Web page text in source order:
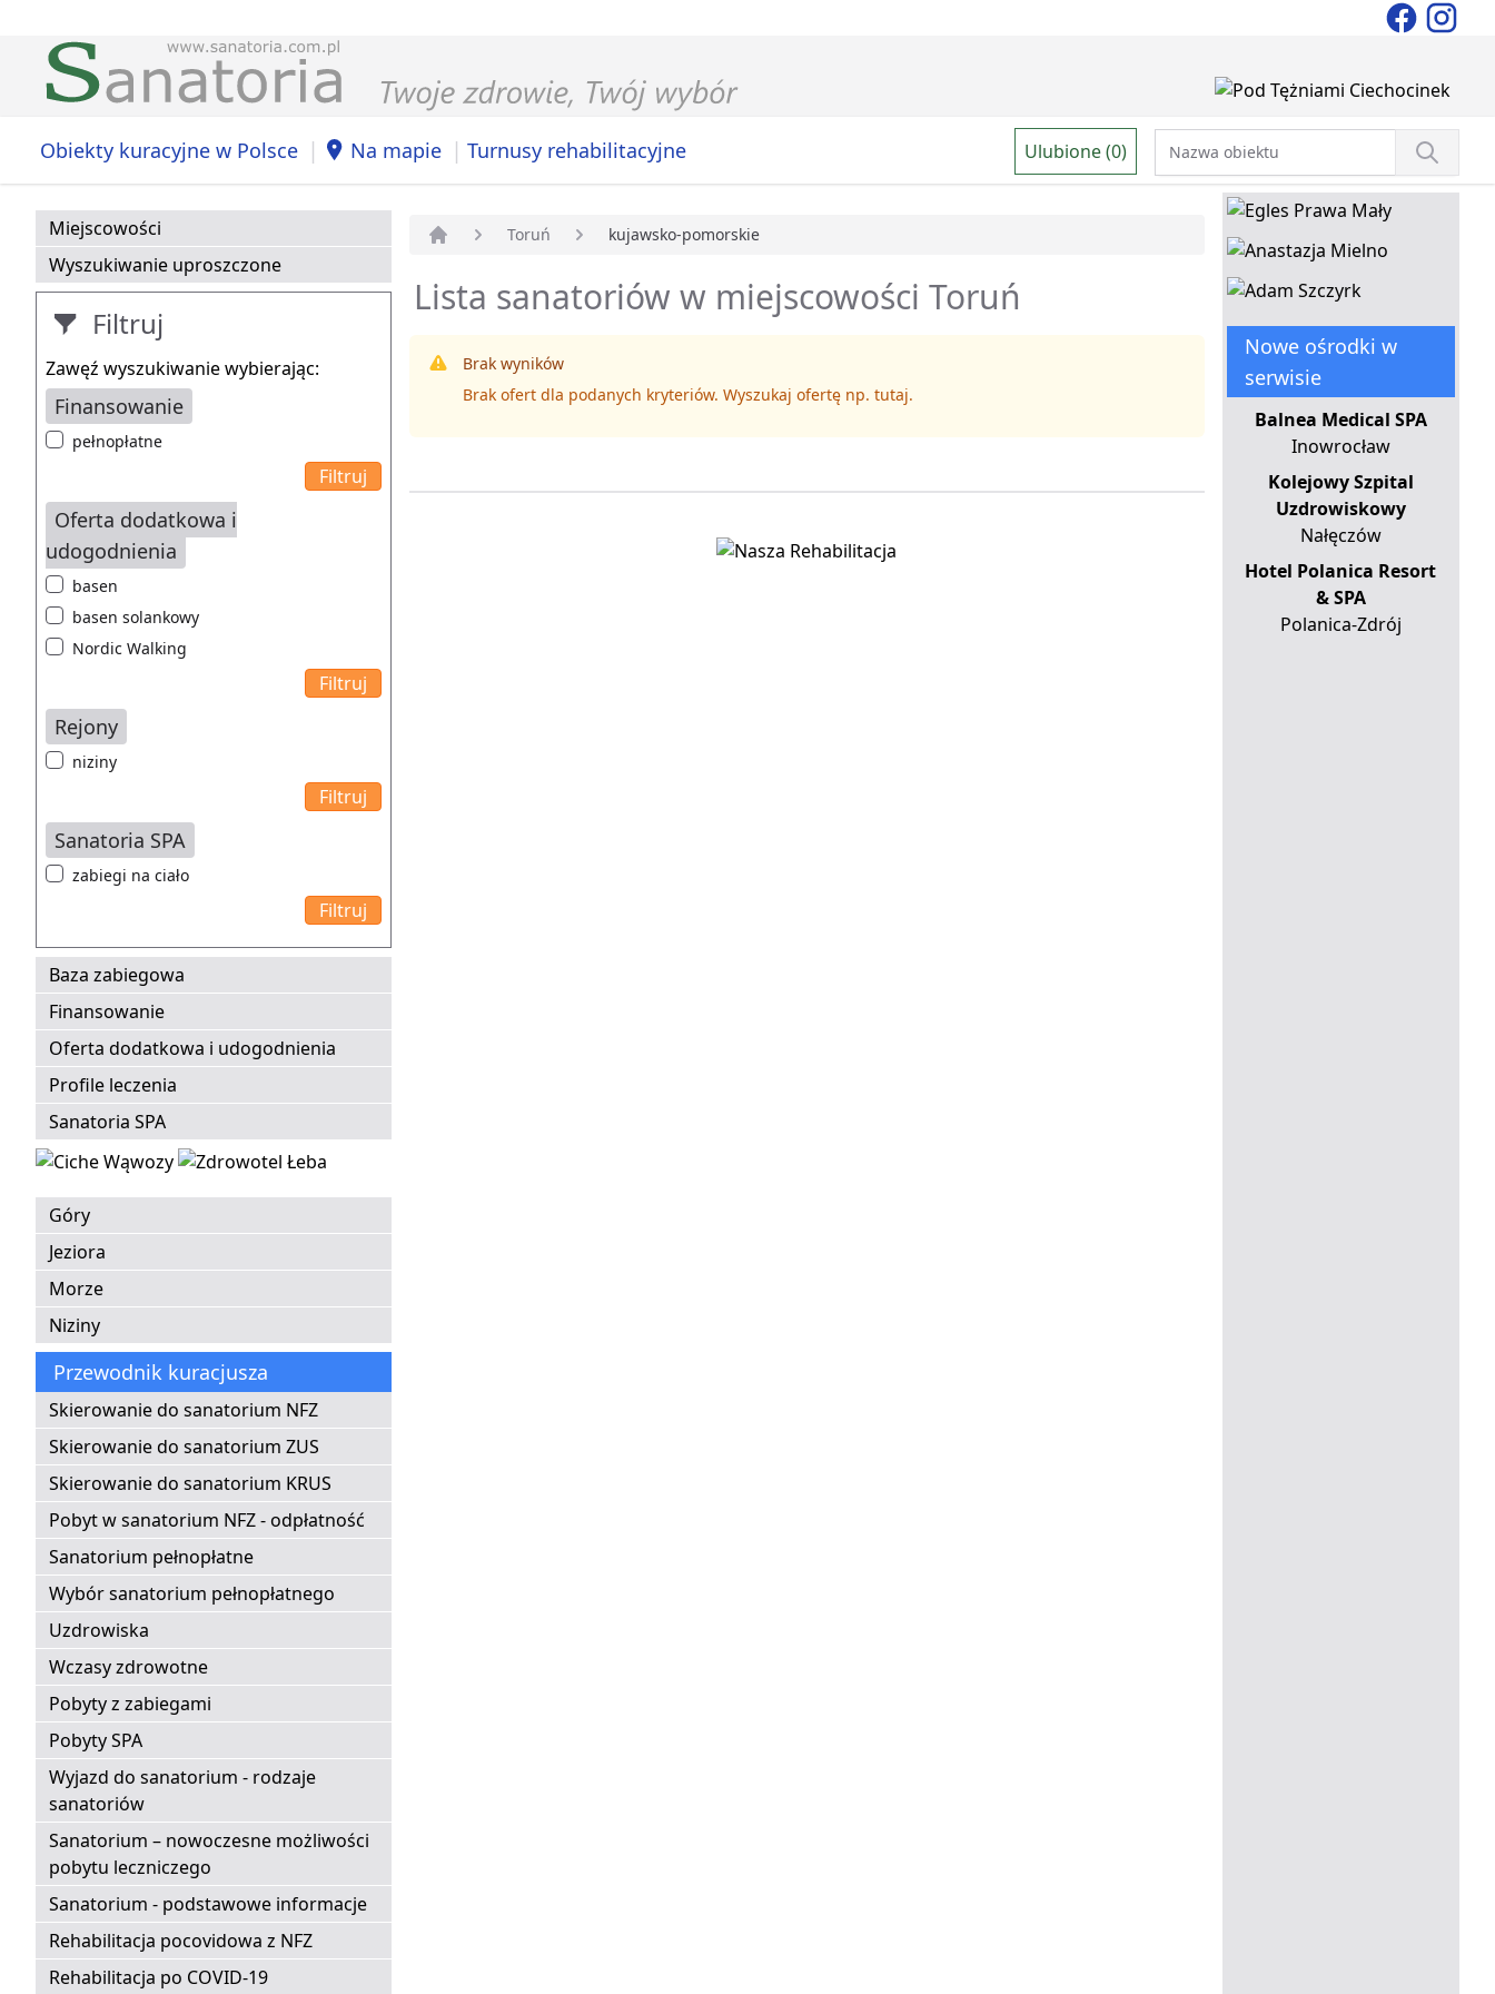
Obiekty kuracyjne w Polsce | Na mapie | Turnusy rehabilitacyjne Ulubione (0)
Miejscowości
Wyszukiwanie uproszczone
Filtruj
Zawęź wyszukiwanie wybierając:
Finansowanie
pełnopłatne
Oferta dodatkowa i
udogodnienia
basen
basen solankowy
Nordic Walking
Rejony
niziny
Sanatoria SPA
zabiegi na ciało
Baza zabiegowa
Finansowanie
Oferta dodatkowa i udogodnienia
Profile leczenia
Sanatoria SPA
Góry
Jeziora
Morze
Niziny
Przewodnik kuracjusza
Skierowanie do sanatorium NFZ
Skierowanie do sanatorium ZUS
Skierowanie do sanatorium KRUS
Pobyt w sanatorium NFZ - odpłatność
Sanatorium pełnopłatne
Wybór sanatorium pełnopłatnego
Uzdrowiska
Wczasy zdrowotne
Pobyty z zabiegami
Pobyty SPA
Wyjazd do sanatorium - rodzaje
sanatoriów
Sanatorium – nowoczesne możliwości
pobytu leczniczego
Sanatorium - podstawowe informacje
Rehabilitacja pocovidowa z NFZ
Rehabilitacja po COVID-19
Toruń kujawsko-pomorskie
Lista sanatoriów w miejscowości Toruń
Brak wyników
Brak ofert dla podanych kryteriów. Wyszukaj ofertę np. tutaj.
Nowe ośrodki w
serwisie
Balnea Medical SPA
Inowrocław
Kolejowy Szpital
Uzdrowiskowy
Nałęczów
Hotel Polanica Resort
& SPA
Polanica-Zdrój